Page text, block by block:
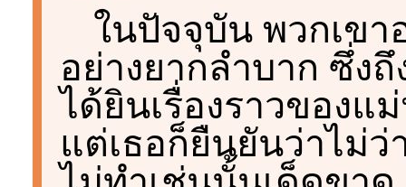
ในปัจจุบัน พวกเขา
อย่างยากลำบาก ซึ่ง
ได้ยินเรื่องราวของ
แต่เธอก็ยืนยันว่าไม่ว่